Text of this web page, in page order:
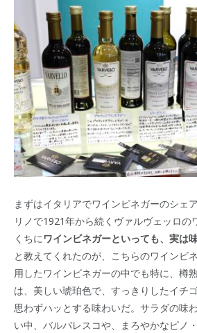
まずはイタリアでワインビネガーのシェ
リノで1921年から続くヴァルヴェッロの
くちにワインビネガーといっても、実は
と教えてくれたのが、こちらのワインビ
用したワインビネガーの中でも特に、樽
は、美しい琥珀色で、すっきりしたイチ
思わずハッとする味わいだ。サラダの味
い中、バルバレスコや、まろやかなピノ